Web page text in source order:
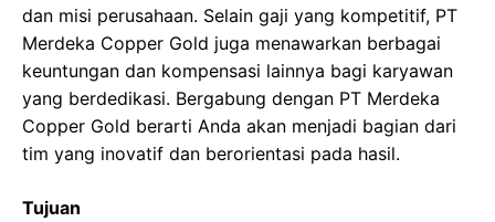
dan misi perusahaan. Selain gaji yang kompetitif, PT
Merdeka Copper Gold juga menawarkan berbagai
keuntungan dan kompensasi lainnya bagi karyawan
yang berdedikasi. Bergabung dengan PT Merdeka
Copper Gold berarti Anda akan menjadi bagian dari
tim yang inovatif dan berorientasi pada hasil.
Tujuan